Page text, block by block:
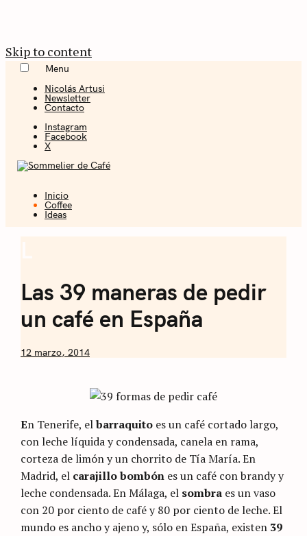
Skip to content
Menu
Nicolás Artusi
Newsletter
Contacto
Instagram
Facebook
X
Café
Coffee + Ideas
Inicio
Coffee
Ideas
Las 39 maneras de pedir
un café en España
by
12 marzo, 2014
En Tenerife, elbarraquito es un café cortado largo,
con leche líquida y condensada, canela en rama,
corteza de limón y un chorrito de Tía María. En
Madrid, el carajillo bombón es un café con brandy y
leche condensada. En Málaga, el sombra es un vaso
con 20 por ciento de café y 80 por ciento de leche. El
mundo es ancho y ajeno y, sólo en España, existen 39